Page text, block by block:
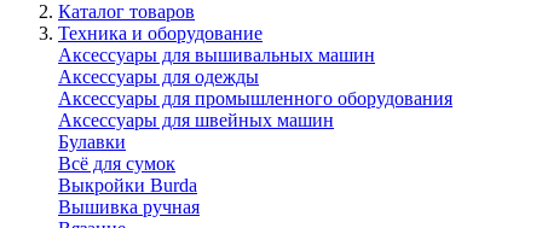
Каталог товаров
Техника и оборудование
Аксессуары для вышивальных машин
Аксессуары для одежды
Аксессуары для промышленного оборудования
Аксессуары для швейных машин
Булавки
Всё для сумок
Выкройки Burda
Вышивка ручная